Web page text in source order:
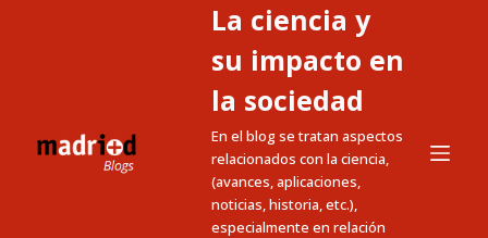
La ciencia y
su impacto en
la sociedad
En el blog se tratan aspectos
relacionados con la ciencia,
(avances, aplicaciones,
noticias, historia, etc.),
especialmente en relación